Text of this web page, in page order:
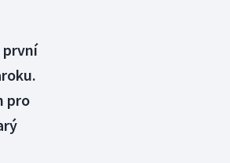
první
pro